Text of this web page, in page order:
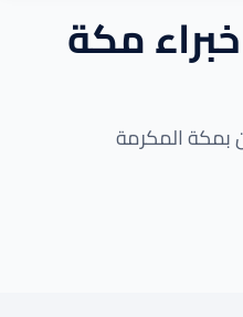
مكة
بمكة المكرمة